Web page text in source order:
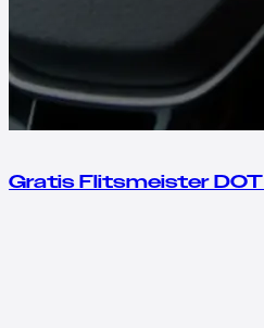
Gratis Flitsmeister DOT